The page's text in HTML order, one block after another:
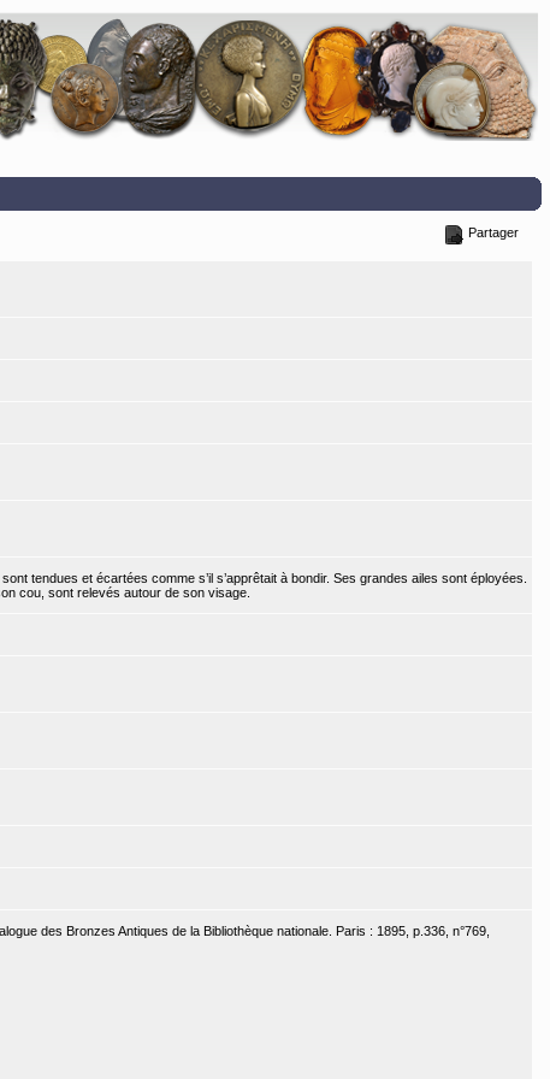
Partager
tendues et écartées comme s’il s’apprêtait à bondir. Ses grandes ailes sont éployées.
cou, sont relevés autour de son visage.
des Bronzes Antiques de la Bibliothèque nationale. Paris : 1895, p.336, n°769,